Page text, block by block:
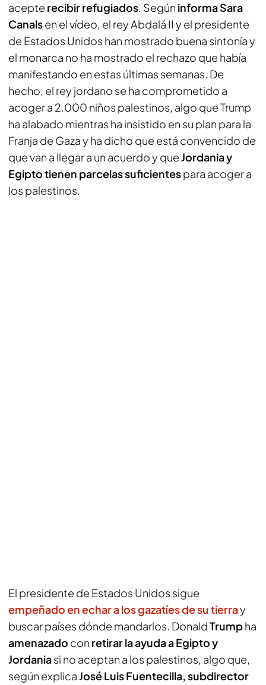
acepte recibir refugiados. Según informa Sara
Canalsen el vídeo, el rey Abdalá II y el presidente
de Estados Unidos han mostrado buena sintonía y
el monarca no ha mostrado el rechazo que había
manifestando en estas últimas semanas. De
hecho, el rey jordano se ha comprometido a
acoger a 2.000 niños palestinos, algo que Trump
ha alabado mientras ha insistido en su plan para la
Franja de Gaza y ha dicho que está convencido de
que van a llegar a un acuerdo y queJordania y
Egipto tienen parcelas suficientespara acoger a
los palestinos.
El presidente de Estados Unidos sigue
empeñado en echar a los gazatíes de su tierray
buscar países dónde mandarlos. DonaldTrumpha
amenazado con retirar la ayuda a Egipto y
Jordaniasi no aceptan a los palestinos, algo que,
según explicaJosé Luis Fuentecilla, subdirector